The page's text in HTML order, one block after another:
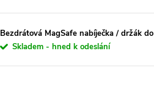
Bezdrátová MagSafe nabíječka / držák
Skladem - hned k odeslání